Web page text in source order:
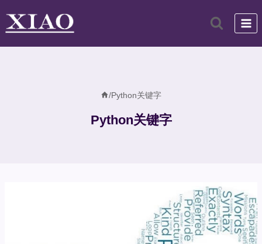
/Python关键字
Python关键字